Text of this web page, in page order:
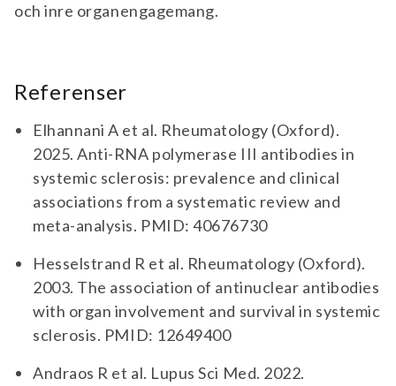
och inre organengagemang.
Referenser
Elhannani A et al. Rheumatology (Oxford).
2025. Anti-RNA polymerase III antibodies in
systemic sclerosis: prevalence and clinical
associations from a systematic review and
meta-analysis. PMID: 40676730
Hesselstrand R et al. Rheumatology (Oxford).
2003. The association of antinuclear antibodies
with organ involvement and survival in systemic
sclerosis. PMID: 12649400
Andraos R et al. Lupus Sci Med. 2022.